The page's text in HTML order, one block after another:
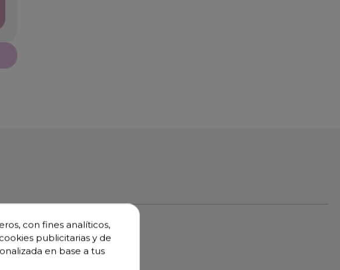
con fines analíticos,
publicitarias y de
en base a tus